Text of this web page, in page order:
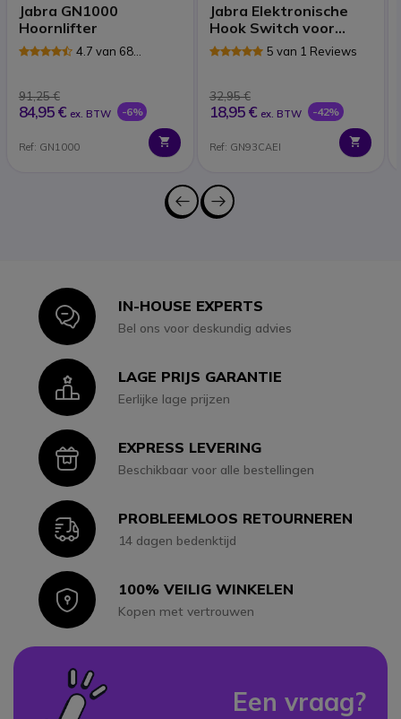
Jabra GN1000
Hoornlifter
4.7 van 68
91,25 €
84,95 € ex. BTW -6%
Ref: GN1000
Jabra Elektronische
Hook Switch voor
Tenovis 5 van 1 Reviews
32,95 €
18,95 € ex. BTW -42%
Ref: GN93CAEI
IconIN-HOUSE EXPERTS
Bel ons voor deskundig advies
IconLAGE PRIJS GARANTIE
Eerlijke lage prijzen
IconEXPRESS LEVERING
Beschikbaar voor alle bestellingen
IconPROBLEEMLOOS RETOURNEREN
14 dagen bedenktijd
Icon100% VEILIG WINKELEN
Kopen met vertrouwen
Een vraag?